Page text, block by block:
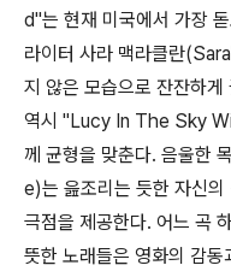
d"는 현재 미국에서 가장
라이터 사라 맥라클란
지 않은 모습으로 잔잔하
역시 "Lucy In The Sky
께 균형을 맞춘다. 음울한
e)는 읊조리는 듯한 자신
극점을 제공한다. 어느 곡
뜻한 노래들은 영화의 감동